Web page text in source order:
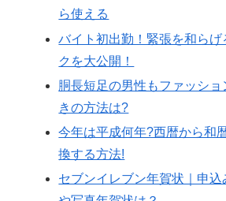
ら使える
バイト初出勤！緊張を和らげ
クを大公開！
胴長短足の男性もファッシ
きの方法は?
今年は平成何年?西暦から
換する方法!
セブンイレブン年賀状｜申込